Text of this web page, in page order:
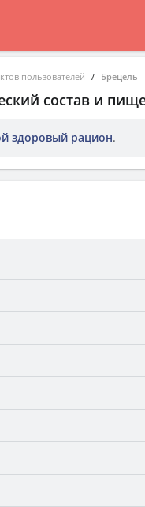
пользователей Брецель
состав и
здоровый рацион.